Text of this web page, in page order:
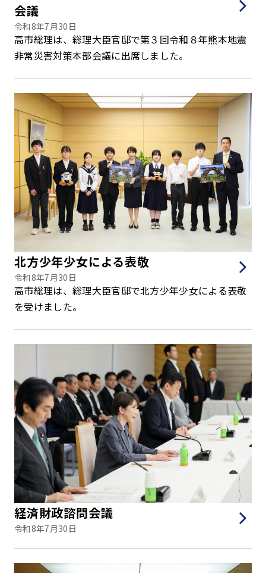
会議
令和8年7月30日
高市総理は、総理大臣官邸で第３回令和８年熊本地震
非常災害対策本部会議に出席しました。
北方少年少女による表敬
令和8年7月30日
高市総理は、総理大臣官邸で北方少年少女による表敬
を受けました。
経済財政諮問会議
令和8年7月30日